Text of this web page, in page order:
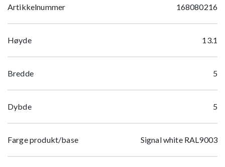
Artikkelnummer 168080216
Høyde 13.1
Bredde 5
Dybde 5
Farge produkt/base Signal white RAL9003